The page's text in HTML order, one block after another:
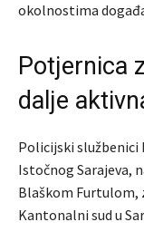
okolnostima
Potjernica
dalje
Policijski službenici
Istočnog Sarajeva,
Blaškom Furtulom,
Kantonalni sud u